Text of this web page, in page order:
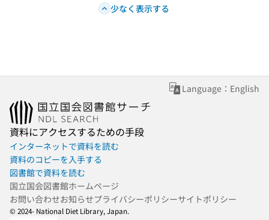
少なく表示する
Language：English
資料にアクセスするための手段
インターネットで資料を読む
資料のコピーを入手する
図書館で資料を読む
国立国会図書館ホームページ
お問い合わせお知らせプライバシーポリシーサイトポリシー
© 2024- National Diet Library, Japan.